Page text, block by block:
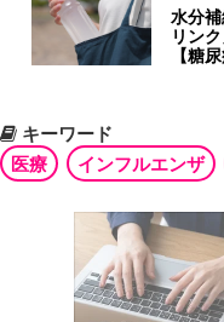
水分
リン
【糖
キーワード
医療
インフルエンザ